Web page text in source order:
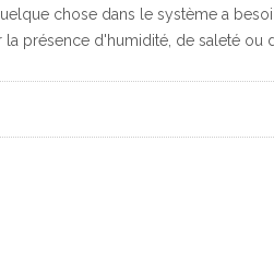
chose dans le système a
présence d'humidité, de saleté ou